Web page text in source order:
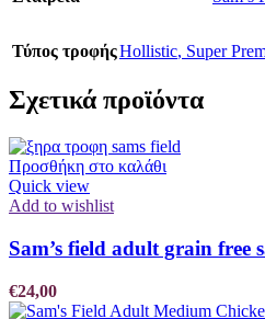
Τύπος τροφήςHollistic, Super
Σχετικά προϊόντα
Προσθήκη στο καλάθι
Quick view
Add to wishlist
Sam’s field adult grain
€24,00